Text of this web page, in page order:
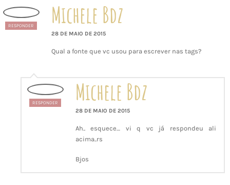
RESPONDER Michele Bdz
28 DE MAIO DE 2015
Qual a fonte que vc usou para escrever nas tags?
RESPONDER Michele Bdz
28 DE MAIO DE 2015
Ah.. esquece… vi q vc já respondeu ali
acima..rs
Bjos